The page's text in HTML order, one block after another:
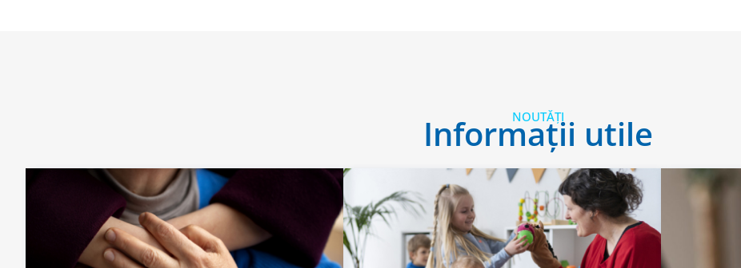
NOUTĂȚI
Informații utile